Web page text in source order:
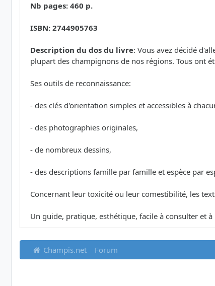
Nb pages: 460 p.
ISBN: 2744905763
Description du dos du livre: Vous avez décidé
plupart des champignons de nos régions. Tous ont
Ses outils de reconnaissance:
- des clés d'orientation simples et accessibles à
- des photographies originales,
- de nombreux dessins,
- des descriptions famille par famille et espèce par
Concernant leur toxicité ou leur comestibilité, les
Un guide, pratique, esthétique, facile à consulter et
Champis.net Forum